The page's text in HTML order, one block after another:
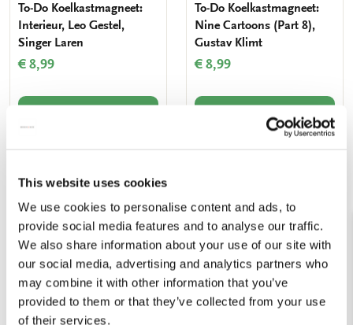
This website uses cookies
We use cookies to personalise content and ads, to
provide social media features and to analyse our traffic.
We also share information about your use of our site with
our social media, advertising and analytics partners who
may combine it with other information that you’ve
provided to them or that they’ve collected from your use
of their services.
To-Do Koelkastmagneet:
Interieur, Leo Gestel,
Singer Laren
€ 8,99
To-Do Koelkastmagneet:
Nine Cartoons (Part 8),
Gustav Klimt
€ 8,99
Toevoegen
verlanglijst